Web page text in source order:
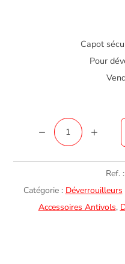
Capot
Pour
quantité
de
Capot
5-
Ref. :
Catégorie : Déverrouilleurs
Accessoires Antivols,